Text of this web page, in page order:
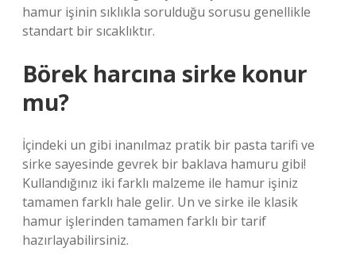
hamur işinin sıklıkla sorulduğu sorusu genellikle
standart bir sıcaklıktır.
Börek harcına sirke konur
mu?
İçindeki un gibi inanılmaz pratik bir pasta tarifi ve
sirke sayesinde gevrek bir baklava hamuru gibi!
Kullandığınız iki farklı malzeme ile hamur işiniz
tamamen farklı hale gelir. Un ve sirke ile klasik
hamur işlerinden tamamen farklı bir tarif
hazırlayabilirsiniz.